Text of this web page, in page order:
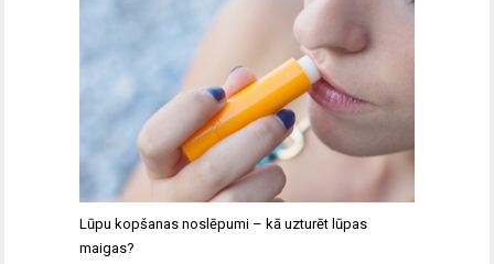
Lūpu kopšanas noslēpumi – kā uzturēt lūpas
maigas?